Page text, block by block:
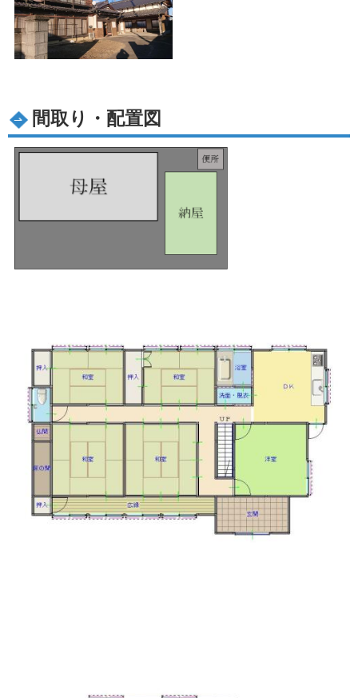
間取り・配置図